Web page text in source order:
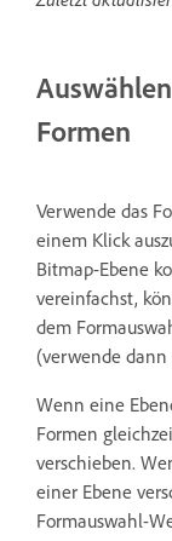
Formen
Verwende das
einem Klick
Bitmap-Ebene
vereinfachst,
dem
(verwende dann
Wenn eine
Formen
verschieben.
einer Ebene
Formauswahl-